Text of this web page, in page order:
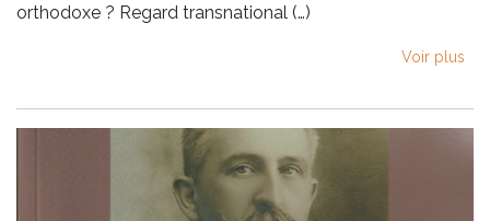
orthodoxe ? Regard transnational (…)
Voir plus